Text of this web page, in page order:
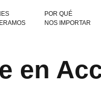
POR QUÉ
NOS IMPORTAR
en